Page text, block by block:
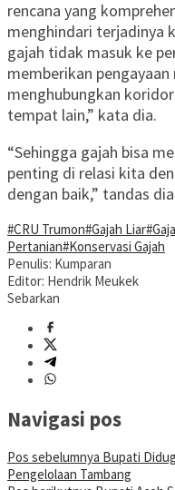
rencana yang
menghindari terjadinya
gajah tidak masuk ke
memberikan
menghubungkan
tempat lain,” kata dia.
“Sehingga gajah bisa
penting di relasi kita
dengan baik,” tandas
#CRU Trumon#Gajah Liar
Pertanian#Konservasi Gajah
Penulis: Kumparan
Editor: Hendrik Meukek
Sebarkan
Navigasi pos
Pos sebelumnya Bupati
Pengelolaan Tambang